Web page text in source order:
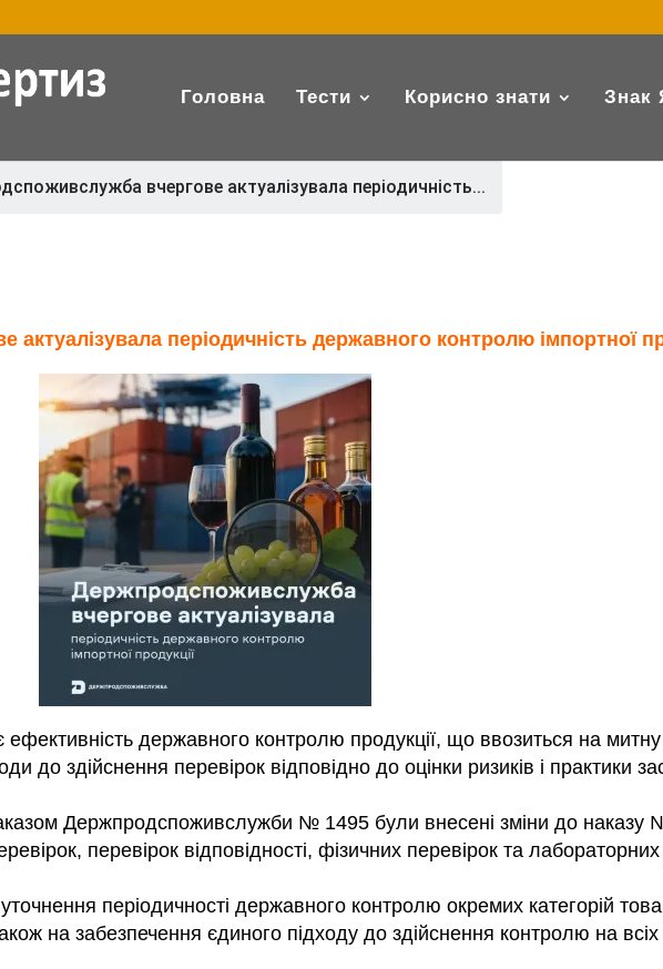
Головна Тести Корисно знати Знак
вчергове актуалізувала періодичність...
періодичність державного контролю імпортної
державного контролю продукції, що ввозиться на митну
до здійснення перевірок відповідно до оцінки ризиків і практики
Держпродспоживслужби № 1495 були внесені зміни до наказу
перевірок відповідності, фізичних перевірок та
періодичності державного контролю окремих категорій
на забезпечення єдиного підходу до здійснення контролю на